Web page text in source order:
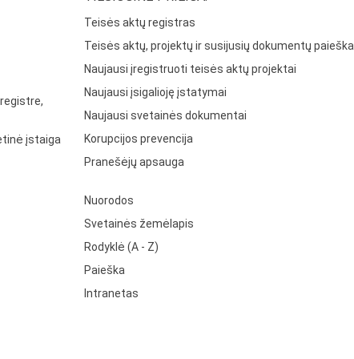
įstaiga
Teisės aktų registras
Teisės aktų, projektų ir susijusių dokumentų paieška
Naujausi įregistruoti teisės aktų projektai
Naujausi įsigalioję įstatymai
Naujausi svetainės dokumentai
Korupcijos prevencija
Pranešėjų apsauga
Nuorodos
Svetainės žemėlapis
Rodyklė (A - Z)
Paieška
Intranetas